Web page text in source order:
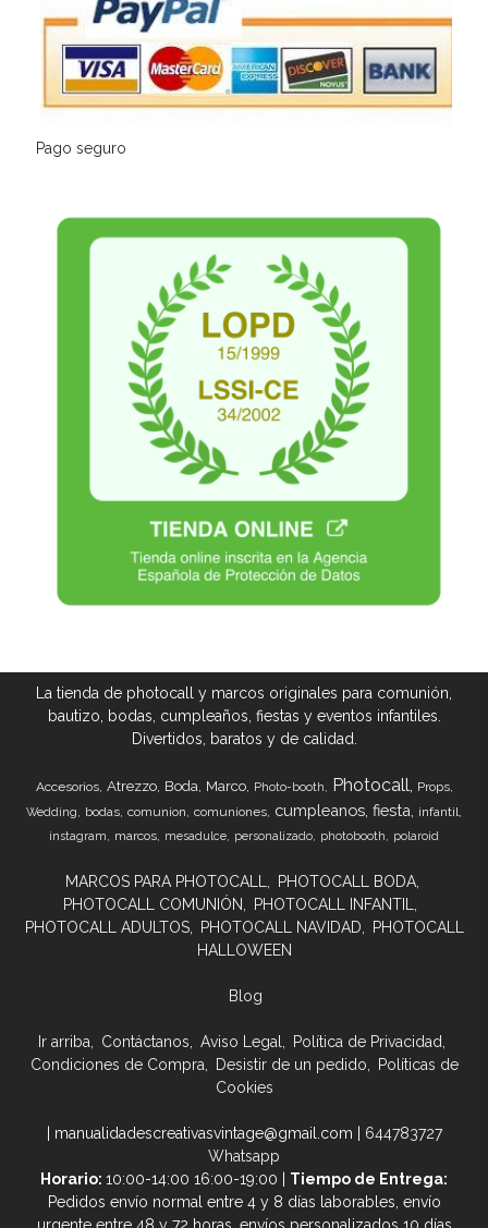
Pago seguro
La tienda de photocall y marcos originales para comunión,
bautizo, bodas, cumpleaños, fiestas y eventos infantiles.
Divertidos, baratos y de calidad.
Accesorios Atrezzo Boda Marco Photo-booth Photocall Props
Wedding bodas comunion comuniones cumpleanos fiesta infantil
instagram marcos mesadulce personalizado photobooth polaroid
MARCOS PARA PHOTOCALL
PHOTOCALL BODA
PHOTOCALL COMUNIÓN
PHOTOCALL INFANTIL
PHOTOCALL ADULTOS
PHOTOCALL NAVIDAD
PHOTOCALL
HALLOWEEN
Blog
Ir arriba Contáctanos Aviso Legal
Política de Privacidad
Condiciones de Compra
Desistir de un pedido
Políticas de
Cookies
| manualidadescreativasvintage@gmail.com | 644783727
Whatsapp
Horario: 10:00-14:00 16:00-19:00 | Tiempo de Entrega:
Pedidos envío normal entre 4 y 8 días laborables, envío
urgente entre 48 y 72 horas, envíos personalizados 10 días